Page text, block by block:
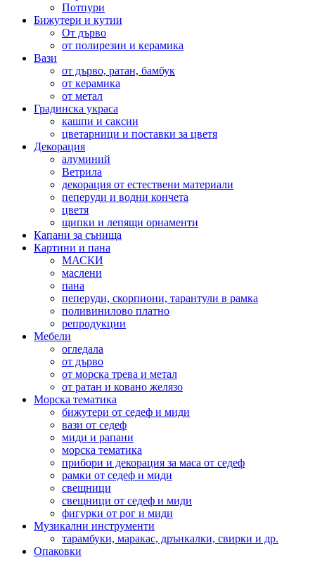
Потпури
Бижутери и кутии
От дърво
от полирезин и керамика
Вази
от дърво, ратан, бамбук
от керамика
от метал
Градинска украса
кашпи и саксии
цветарници и поставки за цветя
Декорация
алуминий
Ветрила
декорация от естествени материали
пеперуди и водни кончета
цветя
щипки и лепящи орнаменти
Капани за сънища
Картини и пана
МАСКИ
маслени
пана
пеперуди, скорпиони, тарантули в рамка
поливинилово платно
репродукции
Мебели
огледала
от дърво
от морска трева и метал
от ратан и ковано желязо
Морска тематика
бижутери от седеф и миди
вази от седеф
миди и рапани
морска тематика
прибори и декорация за маса от седеф
рамки от седеф и миди
свещници
свещници от седеф и миди
фигурки от рог и миди
Музикални инструменти
тарамбуки, маракас, дрънкалки, свирки и др.
Опаковки